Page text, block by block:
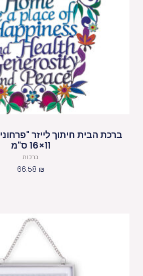
ברכת הבית חיתוך לייזר
11×16 ס"מ
ברכות
66.58 ₪